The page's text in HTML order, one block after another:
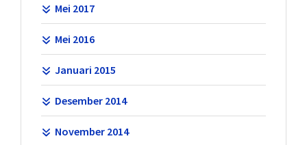
Mei 2017
Mei 2016
Januari 2015
Desember 2014
November 2014